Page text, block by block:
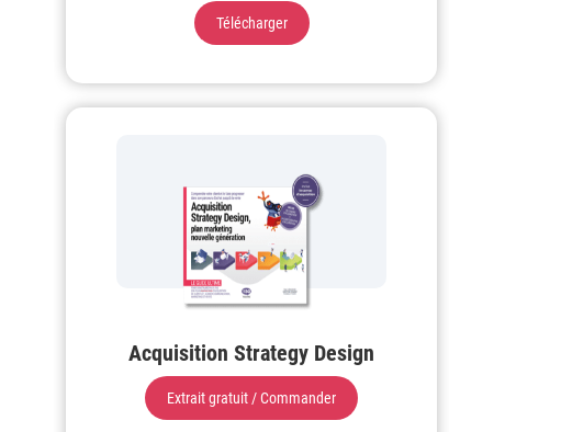
Télécharger
Acquisition Strategy Design
Extrait gratuit / Commander